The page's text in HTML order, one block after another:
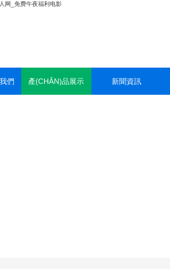
网_免费午夜福利电影
們 產(CHǍN)品展示 新聞資訊